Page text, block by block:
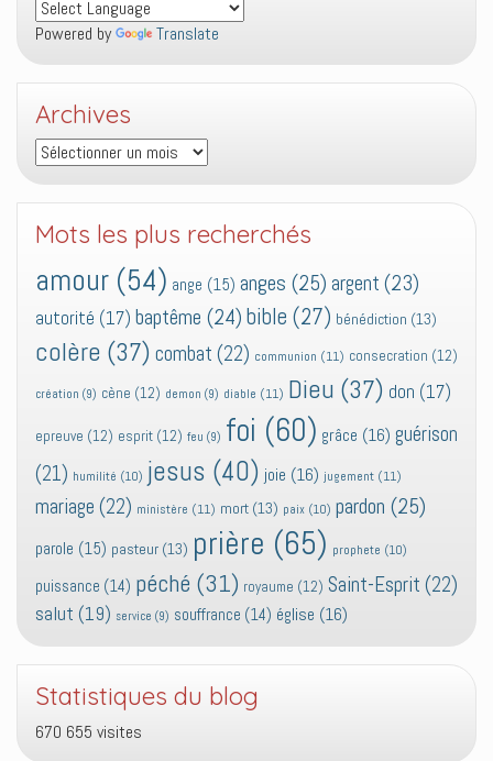
Powered by Translate
Archives
Archives
Mots les plus recherchés
amour (54) ange (15) anges (25) argent (23)
autorité (17) baptême (24) bible (27) bénédiction (13)
colère (37) combat (22) communion (11) consecration (12)
création (9) cène (12) demon (9) diable (11) Dieu (37) don (17)
epreuve (12) esprit (12) feu (9) foi (60) grâce (16) guérison
(21) humilité (10) jesus (40) joie (16) jugement (11)
mariage (22) ministère (11) mort (13) paix (10) pardon (25)
parole (15) pasteur (13) prière (65) prophete (10)
puissance (14) péché (31) royaume (12) Saint-Esprit (22)
salut (19) service (9) souffrance (14) église (16)
Statistiques du blog
670 655 visites